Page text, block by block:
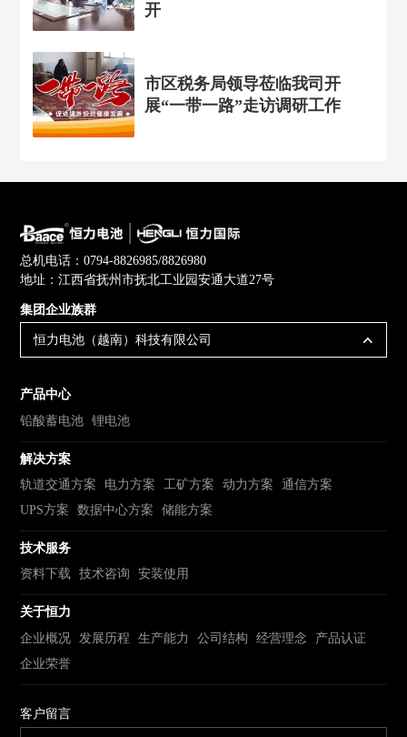
开
市区税务局领导莅临我司开
展“一带一路”走访调研工作
总机电话：0794-8826985/8826980
地址：江西省抚州市抚北工业园安通大道27号
集团企业族群
恒力电池（越南）科技有限公司
产品中心
铅酸蓄电池 锂电池
解决方案
轨道交通方案
电力方案 工矿方案 动力方案
通信方案
UPS方案
数据中心方案 储能方案
技术服务
资料下载 技术咨询 安装使用
关于恒力
企业概况
发展历程 生产能力 公司结构 经营理念
产品认证
企业荣誉
客户留言